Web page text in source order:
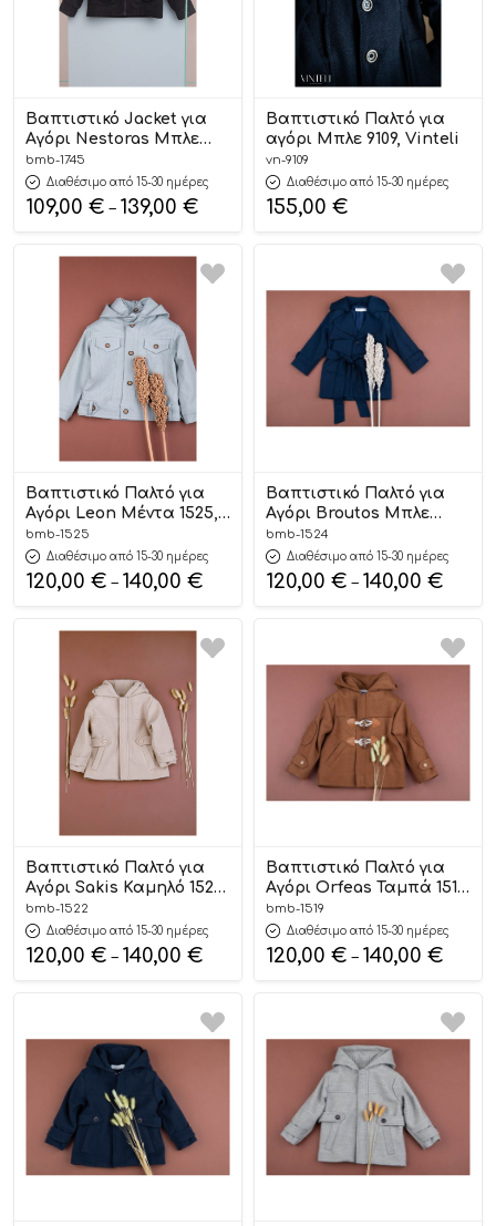
Βαπτιστικό Jacket για
Αγόρι Nestoras Μπλε
1745, Bambolino
bmb-1745
Διαθέσιμο από 15-30 ημέρες
109,00 € – 139,00 €
Βαπτιστικό Παλτό για
αγόρι Μπλε 9109, Vinteli
vn-9109
Διαθέσιμο από 15-30 ημέρες
155,00 €
Βαπτιστικό Παλτό για
Αγόρι Leon Μέντα 1525,
Bambolino
bmb-1525
Διαθέσιμο από 15-30 ημέρες
120,00 € – 140,00 €
Βαπτιστικό Παλτό για
Αγόρι Broutos Μπλε
1524, Bambolino
bmb-1524
Διαθέσιμο από 15-30 ημέρες
120,00 € – 140,00 €
Βαπτιστικό Παλτό για
Αγόρι Sakis Καμηλό 1522,
Bambolino
bmb-1522
Διαθέσιμο από 15-30 ημέρες
120,00 € – 140,00 €
Βαπτιστικό Παλτό για
Αγόρι Orfeas Ταμπά 1519,
Bambolino
bmb-1519
Διαθέσιμο από 15-30 ημέρες
120,00 € – 140,00 €